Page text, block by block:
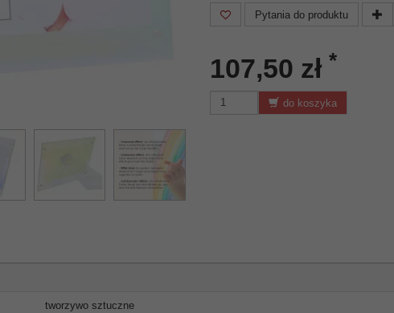
Pytania do produktu
107,50 zł *
do koszyka
tworzywo sztuczne